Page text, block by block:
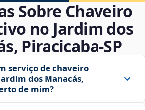
Sobre Chaveiro
no Jardim dos
Piracicaba‑SP
serviço de chaveiro
dos Manacás,
de mim?